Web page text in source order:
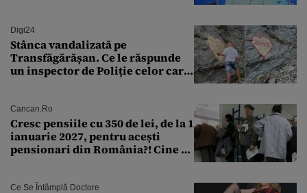
Digi24
Stânca vandalizată pe
Transfăgărășan. Ce le răspunde
un inspector de Poliție celor care
Cancan.ro
Cresc pensiile cu 350 de lei, de la 1
ianuarie 2027, pentru acești
pensionari din România?! Cine se
Ce Se Întâmplă Doctore